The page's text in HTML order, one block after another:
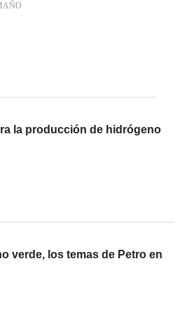
la producción de hidrógeno
verde, los temas de Petro en